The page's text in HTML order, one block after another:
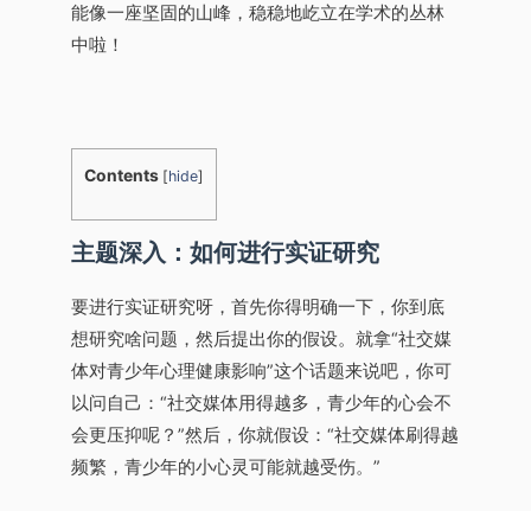
能像一座坚固的山峰，稳稳地屹立在学术的丛林
中啦！
Contents [hide]
主题深入：如何进行实证研究
要进行实证研究呀，首先你得明确一下，你到底
想研究啥问题，然后提出你的假设。就拿“社交媒
体对青少年心理健康影响”这个话题来说吧，你可
以问自己：“社交媒体用得越多，青少年的心会不
会更压抑呢？”然后，你就假设：“社交媒体刷得越
频繁，青少年的小心灵可能就越受伤。”